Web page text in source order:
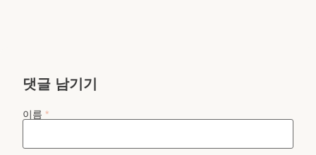
댓글 남기기
이름 *